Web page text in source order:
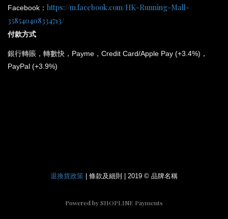
Facebook： https://m.facebook.com/HK-Running-Mall-
358540408334713/
付款方式
銀行轉賬，轉數快，Payme，Credit Card/Apple Pay (+3.4%)，
PayPal (+3.9%)
退換貨政策 | 條款及細則 | 2019 © 品牌名稱
Powered bySHOPLINE Payments